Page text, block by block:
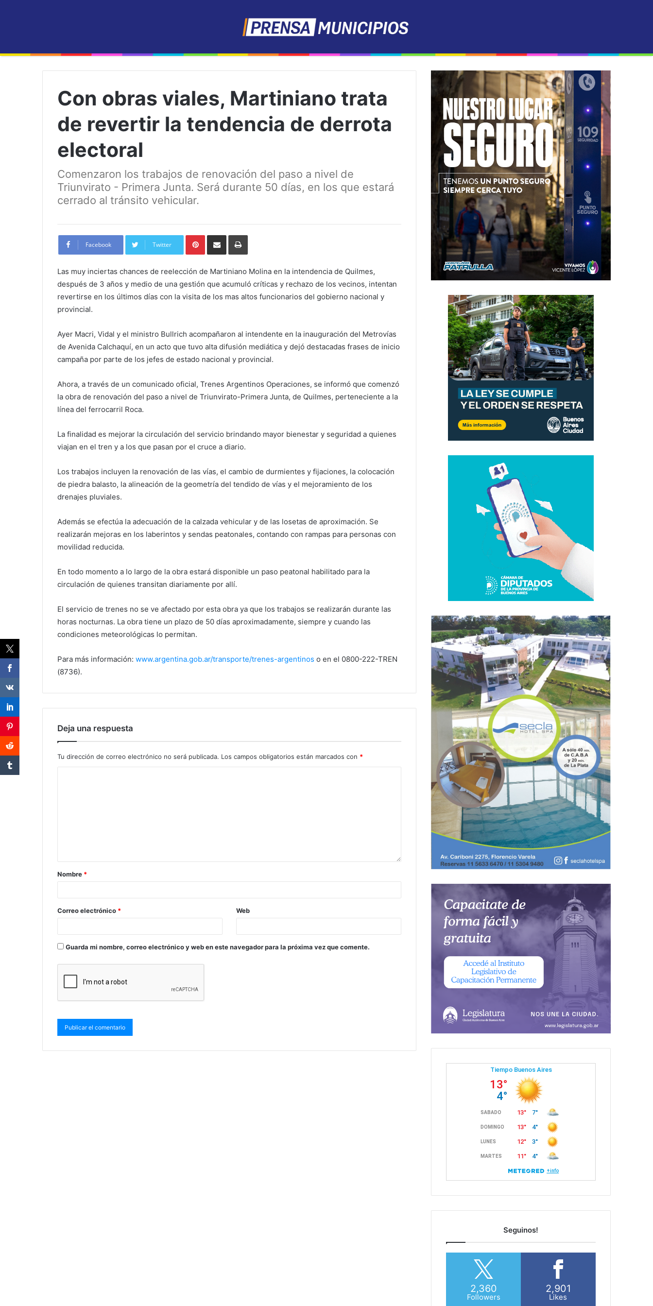
Con obras viales, Martiniano trata
de revertir la tendencia de derrota
electoral
Comenzaron los trabajos de renovación del paso a nivel de
Triunvirato - Primera Junta. Será durante 50 días, en los que estará
cerrado al tránsito vehicular.
Facebook Twitter
PinterestShare
Email
Print
Las muy inciertas chances de reelección de Martiniano Molina en la intendencia de Quilmes,
después de 3 años y medio de una gestión que acumuló críticas y rechazo de los vecinos, intentan
revertirse en los últimos días con la visita de los mas altos funcionarios del gobierno nacional y
provincial.
Ayer Macri, Vidal y el ministro Bullrich acompañaron al intendente en la inauguración del Metrovías
de Avenida Calchaquí, en un acto que tuvo alta difusión mediática y dejó destacadas frases de inicio
campaña por parte de los jefes de estado nacional y provincial.
Ahora, a través de un comunicado oficial, Trenes Argentinos Operaciones, se informó que comenzó
la obra de renovación del paso a nivel de Triunvirato-Primera Junta, de Quilmes, perteneciente a la
línea del ferrocarril Roca.
La finalidad es mejorar la circulación del servicio brindando mayor bienestar y seguridad a quienes
viajan en el tren y a los que pasan por el cruce a diario.
Los trabajos incluyen la renovación de las vías, el cambio de durmientes y fijaciones, la colocación
de piedra balasto, la alineación de la geometría del tendido de vías y el mejoramiento de los
drenajes pluviales.
Además se efectúa la adecuación de la calzada vehicular y de las losetas de aproximación. Se
realizarán mejoras en los laberintos y sendas peatonales, contando con rampas para personas con
movilidad reducida.
En todo momento a lo largo de la obra estará disponible un paso peatonal habilitado para la
circulación de quienes transitan diariamente por allí.
El servicio de trenes no se ve afectado por esta obra ya que los trabajos se realizarán durante las
horas nocturnas. La obra tiene un plazo de 50 días aproximadamente, siempre y cuando las
condiciones meteorológicas lo permitan.
Para más información: www.argentina.gob.ar/transporte/trenes-argentinos o en el 0800-222-TREN
(8736).
Deja una respuesta
Tu dirección de correo electrónico no será publicada. Los campos obligatorios están marcados con *
Nombre *
Correo electrónico * Web
Guarda mi nombre, correo electrónico y web en este navegador para la próxima vez que comente.
Seguinos!
2,360
Followers
2,901
Likes